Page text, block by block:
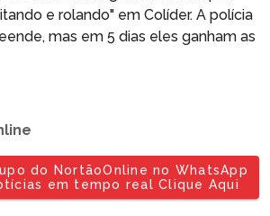
e rolando" em Colíder. A polícia
mas em 5 dias eles ganham as
do NortãoOnline no WhatsApp
em tempo real Clique Aqui